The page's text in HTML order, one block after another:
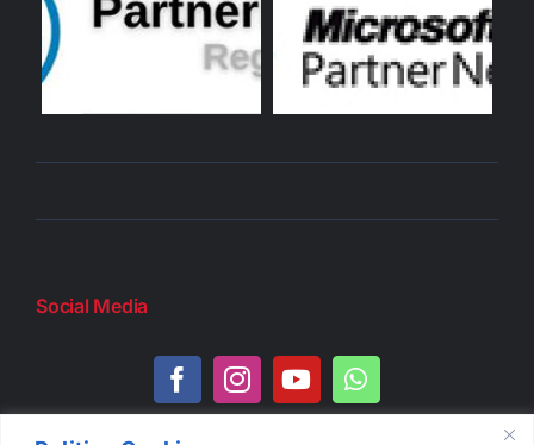
Social Media